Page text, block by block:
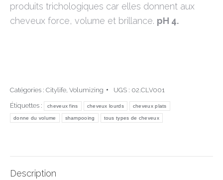
produits trichologiques car elles donnent aux
cheveux force, volume et brillance. pH 4.
Catégories : Citylife Volumizing UGS : 02.CLV001
Étiquettes : cheveux fins cheveux lourds cheveux plats
donne du volume shampooing tous types de cheveux
Description